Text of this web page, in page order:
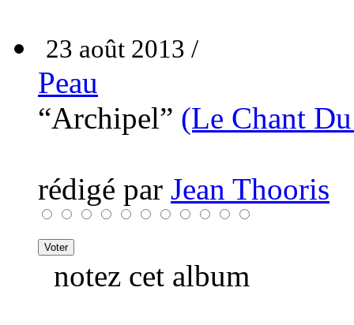
23 août 2013 /
Peau
“Archipel” (Le Chant
rédigé par Jean Thooris
notez cet album